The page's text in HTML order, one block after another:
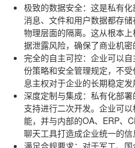
极致的数据安全：这是私有
消息、文件和用户数据都存
物理层面的隔离。这从根本
据泄露风险，确保了商业机密
完全的自主可控：企业可以
份策略和安全管理规定，不
息主权对于企业的长期稳定发
深度定制与集成：私有化部署
支持进行二次开发。企业可
能，并与内部的OA、ERP、
聊天工具打造成企业统一的信
满足合规要求：对于军工、